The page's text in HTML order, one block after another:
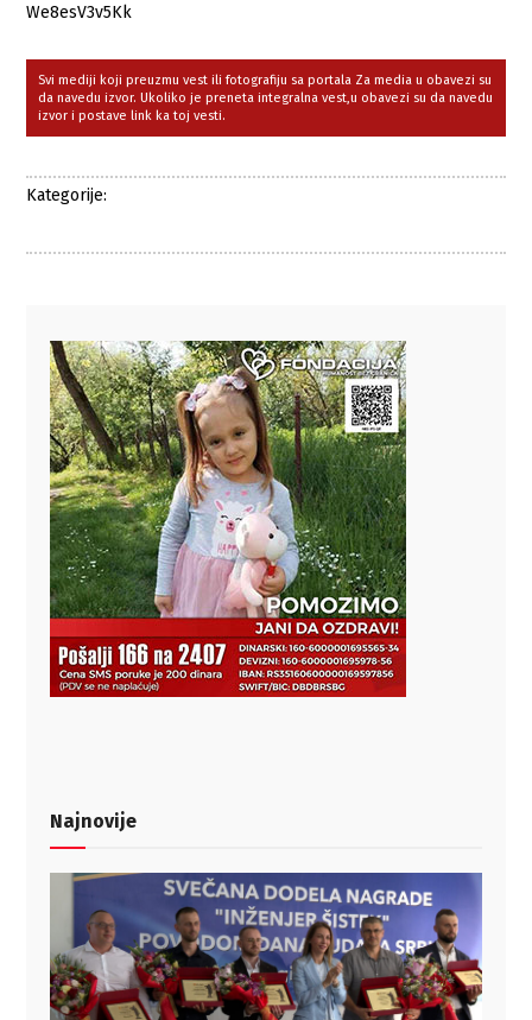
We8esV3v5Kk
Svi mediji koji preuzmu vest ili fotografiju sa portala Za media u obavezi su
da navedu izvor. Ukoliko je preneta integralna vest,u obavezi su da navedu
izvor i postave link ka toj vesti.
Kategorije:
Najnovije